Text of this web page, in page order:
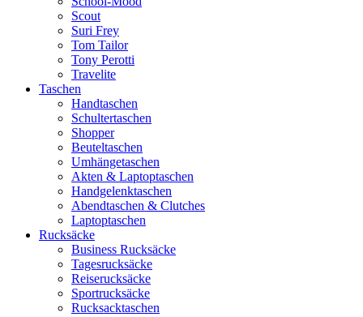
Scout
Suri Frey
Tom Tailor
Tony Perotti
Travelite
Taschen
Handtaschen
Schultertaschen
Shopper
Beuteltaschen
Umhängetaschen
Akten & Laptoptaschen
Handgelenktaschen
Abendtaschen & Clutches
Laptoptaschen
Rucksäcke
Business Rucksäcke
Tagesrucksäcke
Reiserucksäcke
Sportrucksäcke
Rucksacktaschen